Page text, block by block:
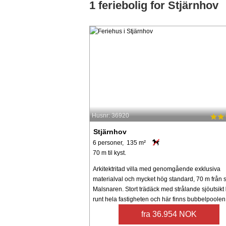
1 feriebolig for Stjärnhov
Husnr: 36920
Stjärnhov
6 personer, 135 m²
70 m til kyst.
Arkitektritad villa med genomgående exklusiva
materialval och mycket hög standard, 70 m från
Malsnaren. Stort trädäck med strålande sjöutsikt
runt hela fastigheten och här finns bubbelpoolen
fra 36.954 NOK